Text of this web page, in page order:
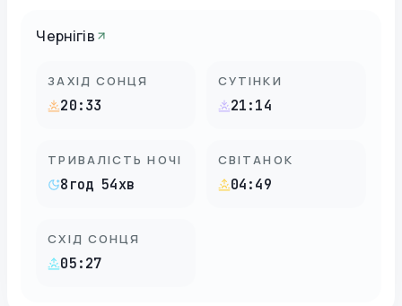
Чернігів
ЗАХІД СОНЦЯ
20:33
СУТІНКИ
21:14
ТРИВАЛІСТЬ НОЧІ
8год 54хв
СВІТАНОК
04:49
СХІД СОНЦЯ
05:27